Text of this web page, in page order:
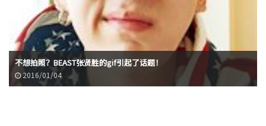
不想拍照？BEAST张贤胜的gif引起了话题！
2016/01/04